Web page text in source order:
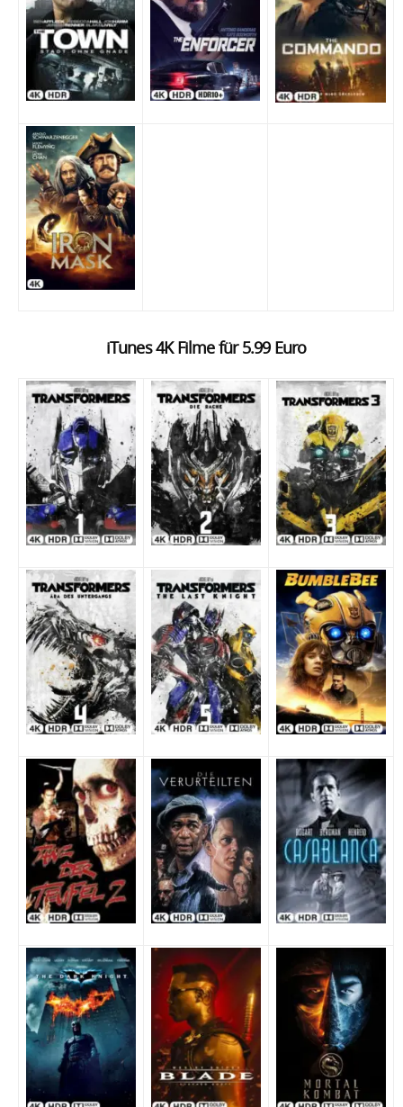
iTunes 4K Filme für 5.99 Euro